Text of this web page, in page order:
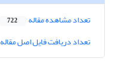
تعداد مشاهده مقاله 722
تعداد دریافت فایل اصل مقاله